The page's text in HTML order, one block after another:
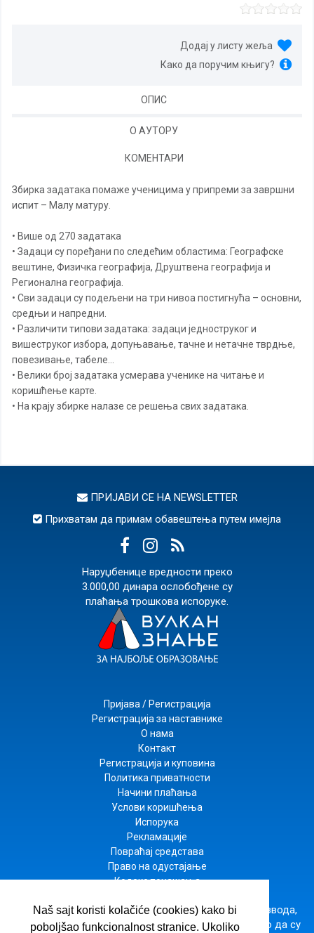
Naš sajt koristi kolačiće (cookies) kako bi
poboljšao funkcionalnost stranice. Ukoliko
Додај у листу жеља
Како да поручим књигу?
ОПИС
О АУТОРУ
КОМЕНТАРИ
Збирка задатака помаже ученицима у припреми за завршни
испит – Малу матуру.
• Више од 270 задатака
• Задаци су поређани по следећим областима: Географске
вештине, Физичка географија, Друштвена географија и
Регионална географија.
• Сви задаци су подељени на три нивоа постигнућа – основни,
средњи и напредни.
• Различити типови задатака: задаци једноструког и
вишеструког избора, допуњавање, тачне и нетачне тврдње,
повезивање, табеле…
• Велики број задатака усмерава ученике на читање и
коришћење карте.
• На крају збирке налазе се решења свих задатака.
ПРИЈАВИ СЕ НА NEWSLETTER
Прихватам да примам обавештења путем имејла
Наруџбенице вредности преко
3.000,00 динара ослобођене су
плаћања трошкова испоруке.
Пријава / Регистрација
Регистрација за наставнике
О нама
Контакт
Регистрација и куповина
Политика приватности
Начини плаћања
Услови коришћења
Испорука
Рекламације
Повраћај средстава
Право на одустајање
Кодекс понашања
Настојимо да будемо што прецизнији у опису производа,
приказу слика и цена, али не можемо да гарантујемо да су